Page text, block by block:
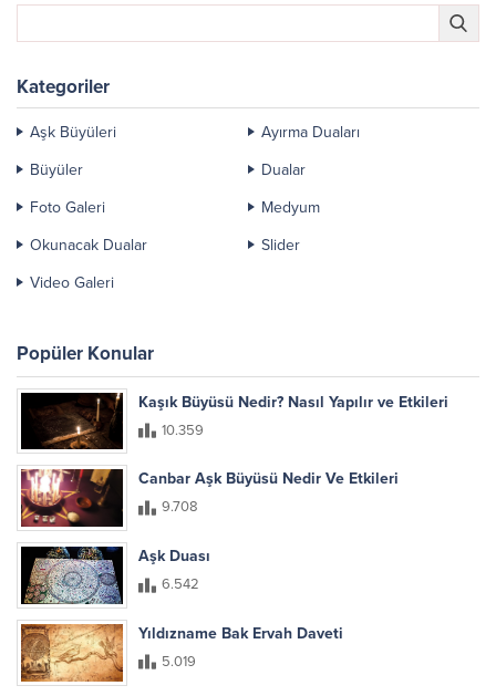
Kategoriler
Aşk Büyüleri
Ayırma Duaları
Büyüler
Dualar
Foto Galeri
Medyum
Okunacak Dualar
Slider
Video Galeri
Popüler Konular
Kaşık Büyüsü Nedir? Nasıl Yapılır ve Etkileri
10.359
Canbar Aşk Büyüsü Nedir Ve Etkileri
9.708
Aşk Duası
6.542
Yıldızname Bak Ervah Daveti
5.019